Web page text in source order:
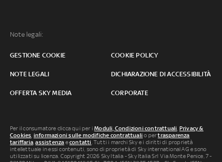
Note legali:
GESTIONE COOKIE COOKIE POLICY
NOTE LEGALI DICHIARAZIONE DI ACCESSIBILITÀ
OFFERTA SKY MEDIA CORPORATE
Per il consumatore clicca qui per iModuli, Condizioni contrattuali Privacy &
Cookies informazioni sulle modifiche contrattuali o pertrasparenza
tariffaria ,assistenza econtatti . Tutti i marchi Sky e i diritti di proprietà
intellettuale in essi contenuti, sono di proprietà di Sky international AG e sono
utilizzati su licenza. Copyright 2026 Sky Italia - Sky Italia Srl Via Monte Penice, 7 -